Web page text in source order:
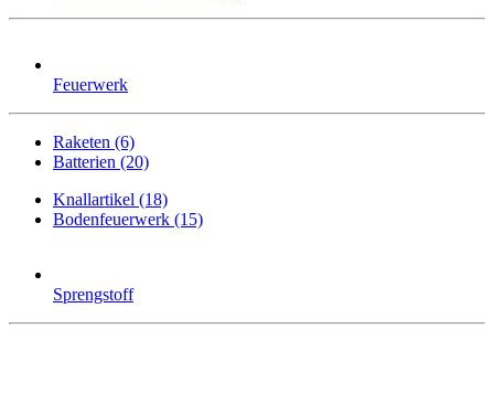
Feuerwerk
Raketen (6)
Batterien (20)
Knallartikel (18)
Bodenfeuerwerk (15)
Sprengstoff